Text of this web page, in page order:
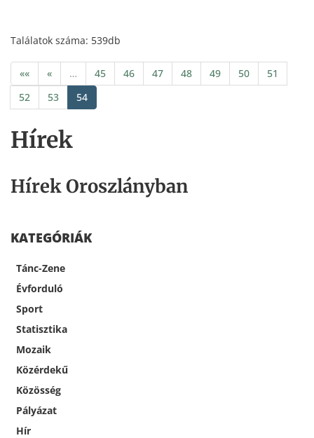
Hírek
Hírek Oroszlányban
KATEGÓRIÁK
Tánc-Zene
Évforduló
Sport
Statisztika
Mozaik
Közérdekű
Közösség
Pályázat
Hír
Találatok száma: 539db
«« « … 45 46 47 48 49 50
51
52
53 54